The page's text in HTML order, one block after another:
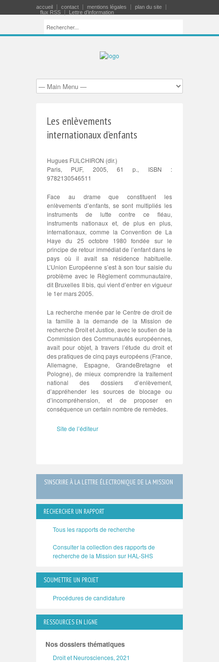
accueil contact mentions légales
plan du site
flux RSS
Lettre d’information
Les enlèvements
internationaux d’enfants
Hugues FULCHIRON (dir.)
Paris, PUF, 2005, 61 p., ISBN :
9782130546511
Face au drame que constituent les
enlèvements d’enfants, se sont multipliés les
instruments de lutte contre ce fléau,
instruments nationaux et, de plus en plus,
internationaux, comme la Convention de La
Haye du 25 octobre 1980 fondée sur le
principe de retour immédiat de l’enfant dans le
pays où il avait sa résidence habituelle.
L’Union Européenne s’est à son tour saisie du
problème avec le Règlement communautaire,
dit Bruxelles II bis, qui vient d’entrer en vigueur
le 1er mars 2005.
La recherche menée par le Centre de droit de
la famille à la demande de la Mission de
recherche Droit et Justice, avec le soutien de la
Commission des Communautés européennes,
avait pour objet, à travers l’étude du droit et
des pratiques de cinq pays européens (France,
Allemagne, Espagne, GrandeBretagne et
Pologne), de mieux comprendre la traitement
national des dossiers d’enlèvement,
d’appréhender les sources de blocage ou
d’incompréhension, et de proposer en
conséquence un certain nombre de remèdes.
Site de l’éditeur
S’INSCRIRE À LA LETTRE ÉLECTRONIQUE DE LA MISSION
RECHERCHER UN RAPPORT
Tous les rapports de recherche
Consulter la collection des rapports de
recherche de la Mission sur HAL-SHS
SOUMETTRE UN PROJET
Procédures de candidature
RESSOURCES EN LIGNE
Nos dossiers thématiques
Droit et Neurosciences, 2021